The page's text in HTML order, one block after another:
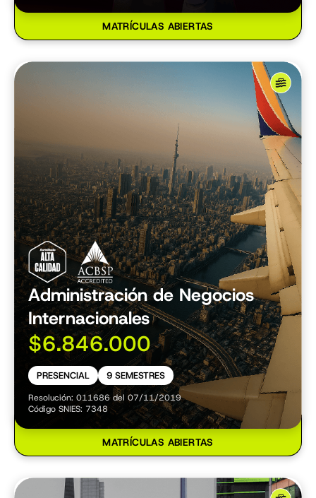
MATRÍCULAS ABIERTAS
Administración de Negocios
Internacionales
$6.846.000
PRESENCIAL 9 SEMESTRES
Resolución: 011686 del 07/11/2019
Código SNIES: 7348
MATRÍCULAS ABIERTAS